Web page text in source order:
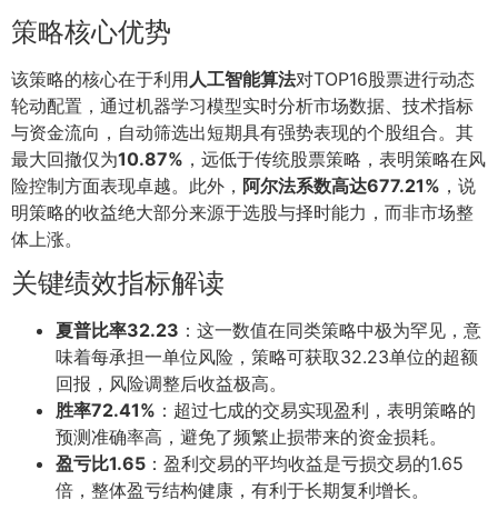
策略核心优势
该策略的核心在于利用 人工智能算法对TOP16股票进行动态
轮动配置，通过机器学习模型实时分析市场数据、技术指标
与资金流向，自动筛选出短期具有强势表现的个股组合。其
最大回撤仅为10.87% ，远低于传统股票策略，表明策略在风
险控制方面表现卓越。此外， 阿尔法系数高达677.21% ，说
明策略的收益绝大部分来源于选股与择时能力，而非市场整
体上涨。
关键绩效指标解读
夏普比率32.23 ：这一数值在同类策略中极为罕见，意
味着每承担一单位风险，策略可获取32.23单位的超额
回报，风险调整后收益极高。
胜率72.41% ：超过七成的交易实现盈利，表明策略的
预测准确率高，避免了频繁止损带来的资金损耗。
盈亏比1.65 ：盈利交易的平均收益是亏损交易的1.65
倍，整体盈亏结构健康，有利于长期复利增长。